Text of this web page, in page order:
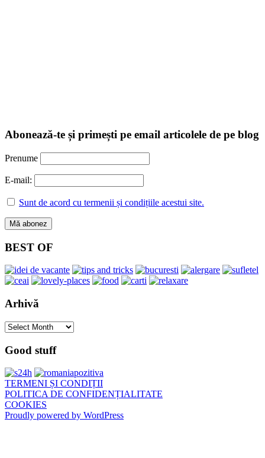
Abonează-te și primești pe email articolele de pe blog
Prenume
E-mail:
Sunt de acord cu termenii și condițiile acestui site.
BEST OF
Arhivă
Arhivă
Good stuff
TERMENI ȘI CONDIȚII
POLITICA DE CONFIDENȚIALITATE
COOKIES
Proudly powered by WordPress